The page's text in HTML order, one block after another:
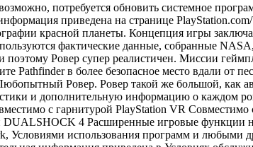
потребуется обновить системное
приведена на странице
красной планеты. Концепция игры
фактические данные, собранные
поэтому Ровер супер реалистичен. Миссии
Pathfinder в более безопасное место вдали от
Ровер. Ровер такой же большой, как
и дополнительную информацию о каждом
с гарнитурой PlayStation VR
4 Расширенные игровые функции
Условиями использования программ и